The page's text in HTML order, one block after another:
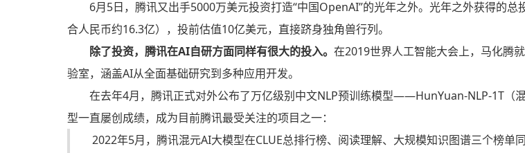
6月5日，腾讯又出手5000万美元投资打造“中国OpenAI”的光年之外。光年之外获得的总
合人民币约16.3亿），投前估值10亿美元，直接跻身独角兽行列。
除了投资，腾讯在AI自研方面同样有很大的投入。 在2019世界人工智能大会上，马化腾
验室，涵盖AI从全面基础研究到多种应用开发。
在去年4月，腾讯正式对外公布了万亿级别中文NLP预训练模型——HunYuan-NLP-1T（
型一直屡创成绩，成为目前腾讯最受关注的项目之一：
2022年5月，腾讯混元AI大模型在CLUE总排行榜、阅读理解、大规模知识图谱三个榜单